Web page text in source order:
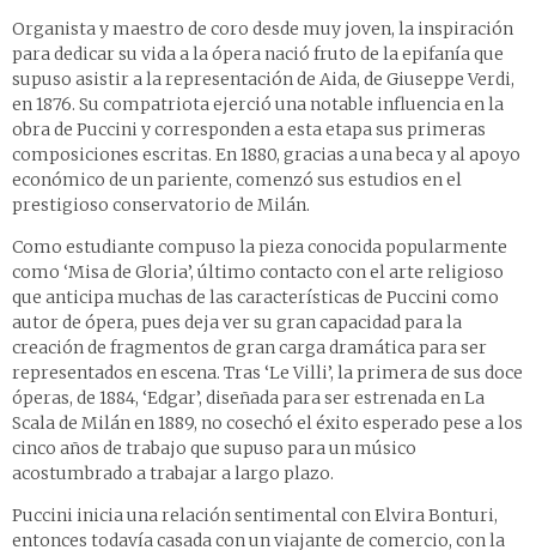
Organista y maestro de coro desde muy joven, la inspiración
para dedicar su vida a la ópera nació fruto de la epifanía que
supuso asistir a la representación de Aida, de Giuseppe Verdi,
en 1876. Su compatriota ejerció una notable influencia en la
obra de Puccini y corresponden a esta etapa sus primeras
composiciones escritas. En 1880, gracias a una beca y al apoyo
económico de un pariente, comenzó sus estudios en el
prestigioso conservatorio de Milán.
Como estudiante compuso la pieza conocida popularmente
como ‘Misa de Gloria’, último contacto con el arte religioso
que anticipa muchas de las características de Puccini como
autor de ópera, pues deja ver su gran capacidad para la
creación de fragmentos de gran carga dramática para ser
representados en escena. Tras ‘Le Villi’, la primera de sus doce
óperas, de 1884, ‘Edgar’, diseñada para ser estrenada en La
Scala de Milán en 1889, no cosechó el éxito esperado pese a los
cinco años de trabajo que supuso para un músico
acostumbrado a trabajar a largo plazo.
Puccini inicia una relación sentimental con Elvira Bonturi,
entonces todavía casada con un viajante de comercio, con la